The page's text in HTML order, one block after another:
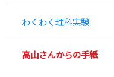
わくわく理科実験
高山さんからの手紙